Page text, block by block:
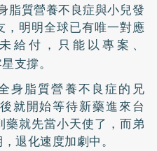
脂質營養不良症與小兒發
，明明全球已有唯一對應
給付，只能以專案、
支撐。
身脂質營養不良症的兄
就開始等待新藥進來台
就先當小天使了，而弟
退化速度加劇中。